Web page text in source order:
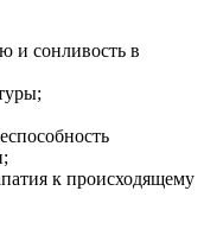
и сонливость в
к происходящему